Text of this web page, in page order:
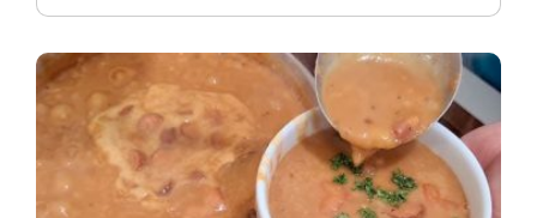
LANCHES
LASANHAS
LOW CARB